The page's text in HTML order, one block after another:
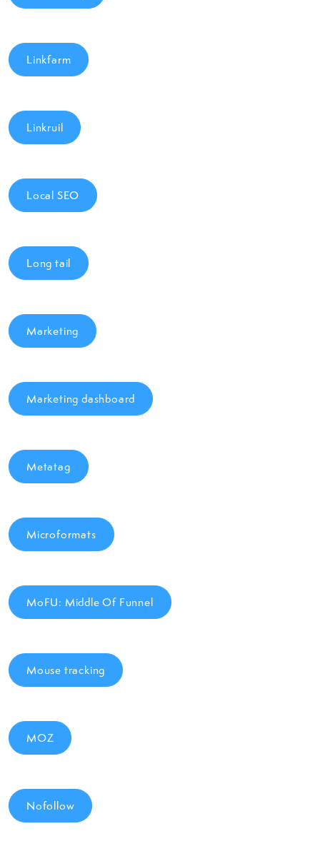
Linkfarm
Linkruil
Local SEO
Long tail
Marketing
Marketing dashboard
Metatag
Microformats
MoFU: Middle Of Funnel
Mouse tracking
MOZ
Nofollow